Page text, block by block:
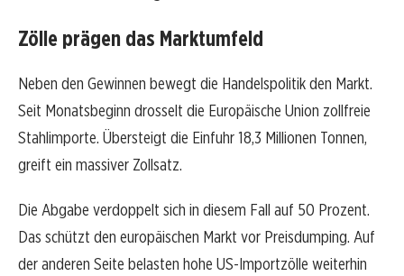
Zölle prägen das Marktumfeld
Neben den Gewinnen bewegt die Handelspolitik den Markt.
Seit Monatsbeginn drosselt die Europäische Union zollfreie
Stahlimporte. Übersteigt die Einfuhr 18,3 Millionen Tonnen,
greift ein massiver Zollsatz.
Die Abgabe verdoppelt sich in diesem Fall auf 50 Prozent.
Das schützt den europäischen Markt vor Preisdumping. Auf
der anderen Seite belasten hohe US-Importzölle weiterhin